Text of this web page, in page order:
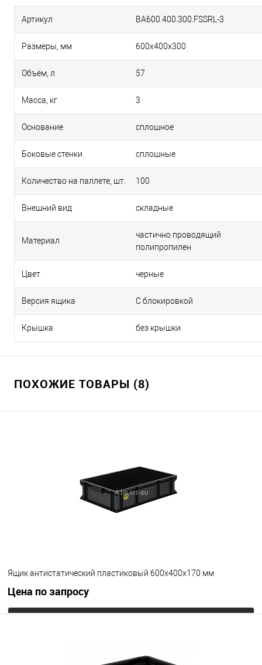
Артикул BA600.400.300.FSSRL-3
Размеры, мм 600х400х300
Объём, л 57
Масса, кг 3
Основание сплошное
Боковые стенки сплошные
Количество на паллете, шт. 100
Внешний вид складные
Материал
частично проводящий
полипропилен
Цвет черные
Версия ящика С блокировкой
Крышка без крышки
ПОХОЖИЕ ТОВАРЫ (8)
Ящик антистатический пластиковый 600х400х170 мм
Цена по запросу
Под заказ